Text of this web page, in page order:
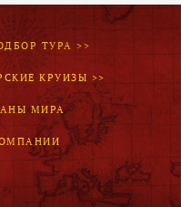
ТУРА >>
КРУИЗЫ >>
МИРА